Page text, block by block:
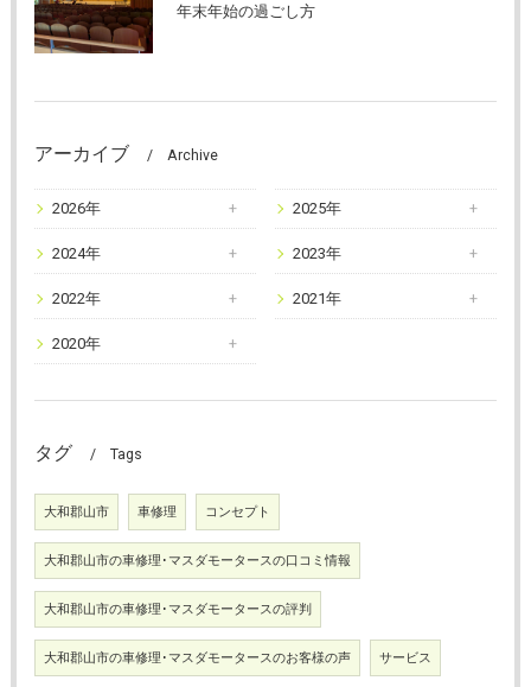
年末年始の過ごし方
アーカイブ Archive
2026年 2025年
2024年 2023年
2022年 2021年
2020年
タグ Tags
大和郡山市 車修理 コンセプト
大和郡山市の車修理･マスダモータースの口コミ情報
大和郡山市の車修理･マスダモータースの評判
大和郡山市の車修理･マスダモータースのお客様の声 サービス